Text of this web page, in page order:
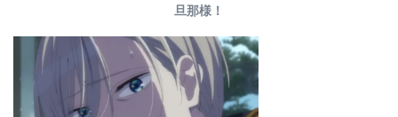
旦那様！